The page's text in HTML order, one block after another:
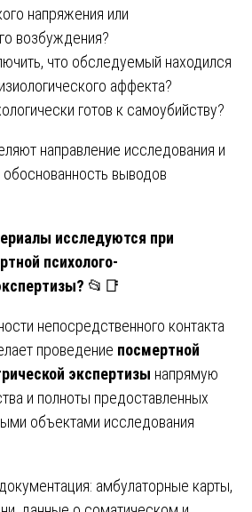
напряжения или
возбуждения?
что обследуемый находился
аффекта?
готов к самоубийству?
направление исследования и
обоснованность выводов
исследуются при
психолого-
📂📑
непосредственного контакта
проведение посмертной
экспертизы напрямую
и полноты предоставленных
объектами исследования
амбулаторные карты,